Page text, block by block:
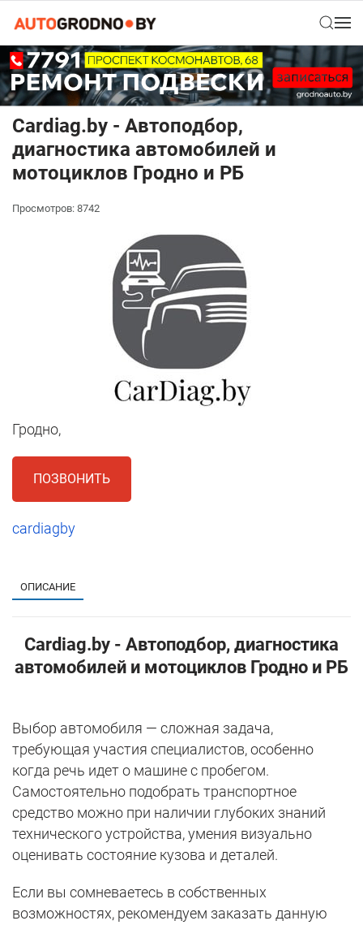
Cardiag.by - Автоподбор,
диагностика автомобилей и
мотоциклов Гродно и РБ
Просмотров: 8742
Гродно,
ПОЗВОНИТЬ
cardiagby
ОПИСАНИЕ
Cardiag.by - Автоподбор, диагностика
автомобилей и мотоциклов Гродно и РБ
Выбор автомобиля — сложная задача,
требующая участия специалистов, особенно
когда речь идет о машине с пробегом.
Самостоятельно подобрать транспортное
средство можно при наличии глубоких знаний
технического устройства, умения визуально
оценивать состояние кузова и деталей.
Если вы сомневаетесь в собственных
возможностях, рекомендуем заказать данную